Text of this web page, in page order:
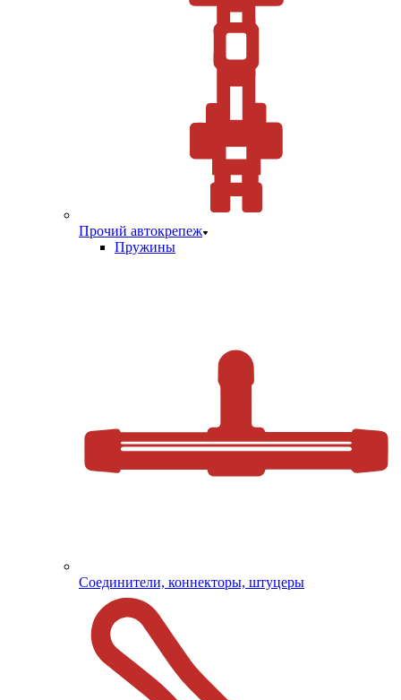
Прочий автокрепеж
Пружины
Соединители, коннекторы, штуцеры